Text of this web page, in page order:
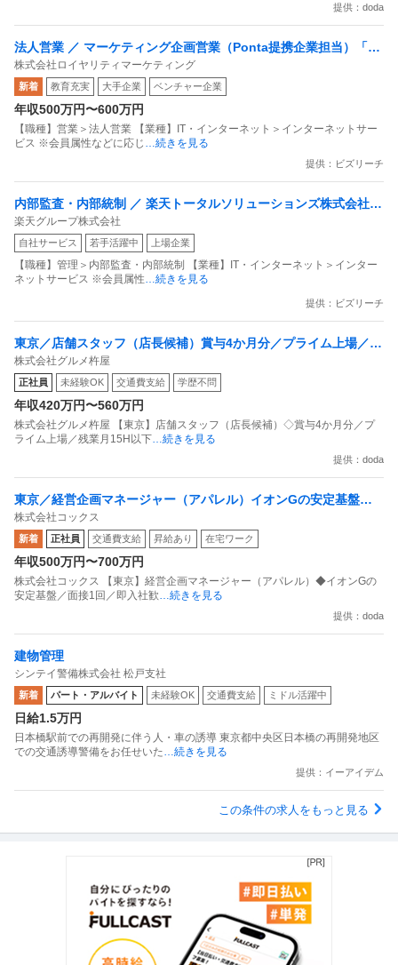
提供：doda
法人営業 ／ マーケティング企画営業（Ponta提携企業担当）「国
内最大級の共通ポイントサービスを展開／無駄のない消費社会を
目指すデータマーケティングカンパニー」
株式会社ロイヤリティマーケティング
新着 教育充実 大手企業 ベンチャー企業
年収500万円〜600万円
【職種】営業＞法人営業 【業種】IT・インターネット＞インターネットサー
ビス ※会員属性などに応じ
…続きを見る
提供：ビズリーチ
内部監査・内部統制 ／ 楽天トータルソリューションズ株式会社
戦略事業コンプライアンス支援部 業務統制支援課：ショップコン
プライアンス推進担当（SBCSD）
楽天グループ株式会社
自社サービス 若手活躍中 上場企業
【職種】管理＞内部監査・内部統制 【業種】IT・インターネット＞インター
ネットサービス ※会員属性 …続きを見る
提供：ビズリーチ
東京／店舗スタッフ（店長候補）賞与4か月分／プライム上場／残
業月15H以下／新店オープン多数
株式会社グルメ杵屋
正社員 未経験OK 交通費支給 学歴不問
年収420万円〜560万円
株式会社グルメ杵屋 【東京】店舗スタッフ（店長候補）◇賞与4か月分／プ
ライム上場／残業月15H以下 …続きを見る
提供：doda
東京／経営企画マネージャー（アパレル）イオンGの安定基盤／
面接1回／即入社歓迎
株式会社コックス
新着 正社員 交通費支給 昇給あり 在宅ワーク
年収500万円〜700万円
株式会社コックス 【東京】経営企画マネージャー（アパレル）◆イオンGの
安定基盤／面接1回／即入社歓 …続きを見る
提供：doda
建物管理
シンテイ警備株式会社 松戸支社
新着 パート・アルバイト 未経験OK 交通費支給 ミドル活躍中
日給1.5万円
日本橋駅前での再開発に伴う人・車の誘導 東京都中央区日本橋の再開発地区
での交通誘導警備をお任せいた …続きを見る
提供：イーアイデム
この条件の求人をもっと見る